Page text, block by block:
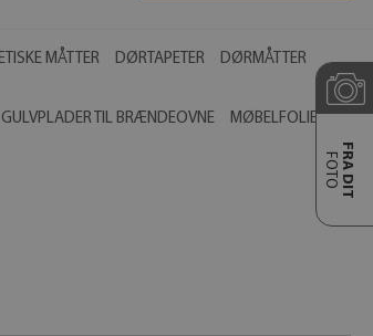
MÅTTER DØRTAPETER DØRMÅTTER
GULVPLADER TIL BRÆNDEOVNE MØBELFOLIER
FRA DIT
FOTO